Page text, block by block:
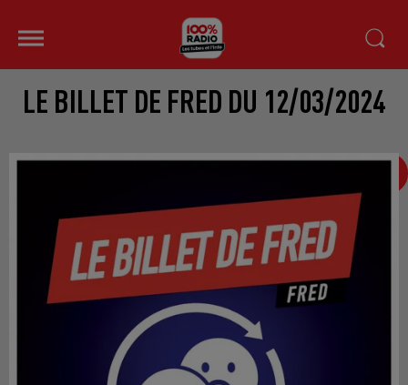
LE BILLET DE FRED DU 12/03/2024